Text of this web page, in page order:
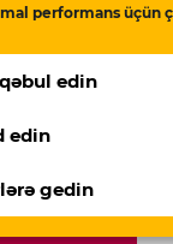
performans üçün
qəbul edin
edin
gedin
sutka